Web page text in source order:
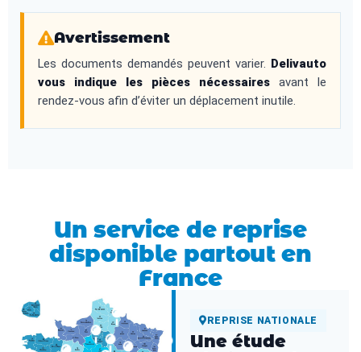
Avertissement
Les documents demandés peuvent varier. Delivauto
vous indique les pièces nécessaires avant le
rendez-vous afin d’éviter un déplacement inutile.
Un service de reprise
disponible partout en
France
REPRISE NATIONALE
Une étude